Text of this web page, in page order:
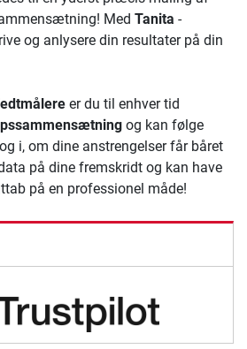
Med Tanita -
og anlysere din resultater på din
er du til enhver tid
og kan følge
i, om dine anstrengelser får båret
på dine fremskridt og kan have
på en professionel måde!